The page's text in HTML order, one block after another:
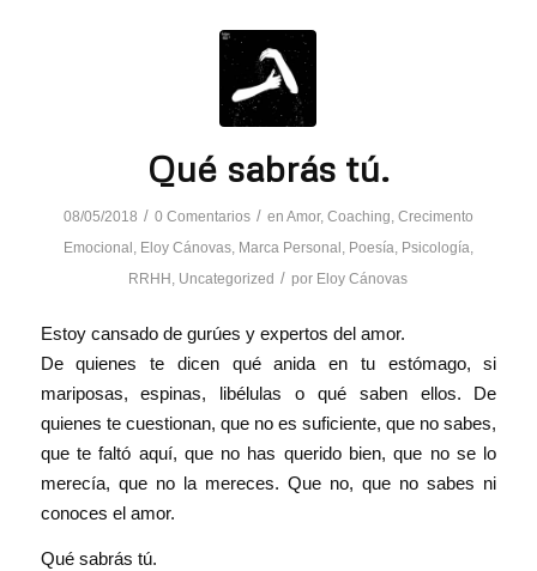
Qué sabrás tú.
08/05/2018 / 0 Comentarios / en Amor, Coaching Crecimento
Emocional Eloy Cánovas, Marca Personal Poesía Psicología
RRHH Uncategorized / por Eloy Cánovas
Estoy cansado de gurúes y expertos del amor.
De quienes te dicen qué anida en tu estómago, si
mariposas, espinas, libélulas o qué saben ellos. De
quienes te cuestionan, que no es suficiente, que no sabes,
que te faltó aquí, que no has querido bien, que no se lo
merecía, que no la mereces. Que no, que no sabes ni
conoces el amor.
Qué sabrás tú.